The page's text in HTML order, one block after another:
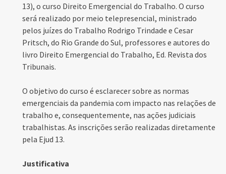
13), o curso Direito Emergencial do Trabalho. O curso
será realizado por meio telepresencial, ministrado
pelos juízes do Trabalho Rodrigo Trindade e Cesar
Pritsch, do Rio Grande do Sul, professores e autores do
livro Direito Emergencial do Trabalho, Ed. Revista dos
Tribunais.
O objetivo do curso é esclarecer sobre as normas
emergenciais da pandemia com impacto nas relações de
trabalho e, consequentemente, nas ações judiciais
trabalhistas. As inscrições serão realizadas diretamente
pela Ejud 13.
Justificativa